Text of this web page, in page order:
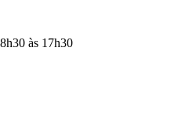
às 17h30